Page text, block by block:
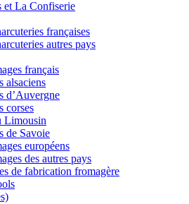
et La Confiserie
françaises
autres pays
français
alsaciens
d’Auvergne
corses
Limousin
de Savoie
européens
des autres pays
de fabrication fromagère